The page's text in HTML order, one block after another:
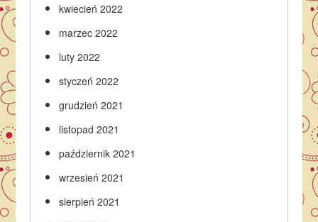
kwiecień 2022
marzec 2022
luty 2022
styczeń 2022
grudzień 2021
listopad 2021
październik 2021
wrzesień 2021
sierpień 2021